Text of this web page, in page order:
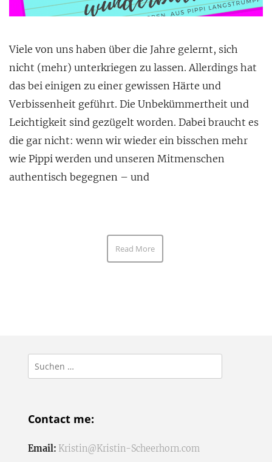
Viele von uns haben über die Jahre gelernt, sich
nicht (mehr) unterkriegen zu lassen. Allerdings hat
das bei einigen zu einer gewissen Härte und
Verbissenheit geführt. Die Unbekümmertheit und
Leichtigkeit sind gezügelt worden. Dabei braucht es
die gar nicht: wenn wir wieder ein bisschen mehr
wie Pippi werden und unseren Mitmenschen
authentisch begegnen – und
Read More
Suchen
nach:
Contact me:
Email: Kristin@Kristin-Scheerhorn.com